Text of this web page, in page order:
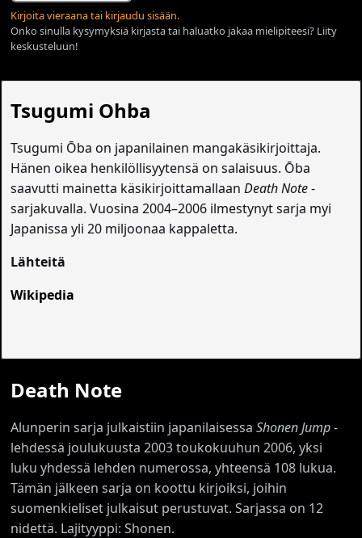
Kirjoita vieraana tai kirjaudu sisään.
Onko sinulla kysymyksiä kirjasta tai haluatko jakaa mielipiteesi? Liity
keskusteluun!
Tsugumi Ohba
Tsugumi Ōba on japanilainen mangakäsikirjoittaja.
Hänen oikea henkilöllisyytensä on salaisuus. Ōba
saavutti mainetta käsikirjoittamallaanDeath Note-
sarjakuvalla. Vuosina 2004–2006 ilmestynyt sarja myi
Japanissa yli 20 miljoonaa kappaletta.
Lähteitä
Wikipedia
Death Note
Alunperin sarja julkaistiin japanilaisessaShonen Jump-
lehdessä joulukuusta 2003 toukokuuhun 2006, yksi
luku yhdessä lehden numerossa, yhteensä 108 lukua.
Tämän jälkeen sarja on koottu kirjoiksi, joihin
suomenkieliset julkaisut perustuvat. Sarjassa on 12
nidettä. Lajityyppi: Shonen.